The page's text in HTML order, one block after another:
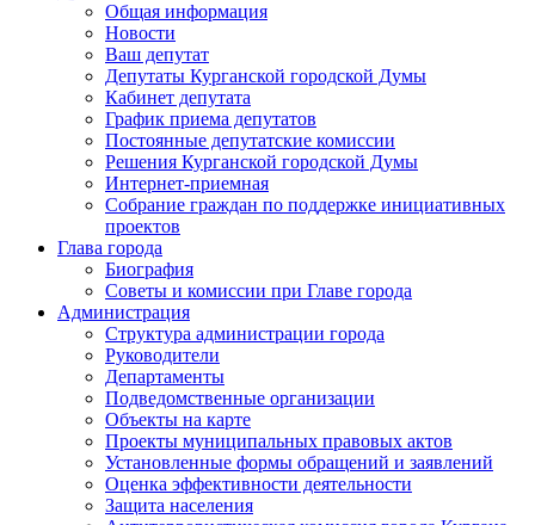
Общая информация
Новости
Ваш депутат
Депутаты Курганской городской Думы
Кабинет депутата
График приема депутатов
Постоянные депутатские комиссии
Решения Курганской городской Думы
Интернет-приемная
Собрание граждан по поддержке инициативных
проектов
Глава города
Биография
Советы и комиссии при Главе города
Администрация
Структура администрации города
Руководители
Департаменты
Подведомственные организации
Объекты на карте
Проекты муниципальных правовых актов
Установленные формы обращений и заявлений
Оценка эффективности деятельности
Защита населения